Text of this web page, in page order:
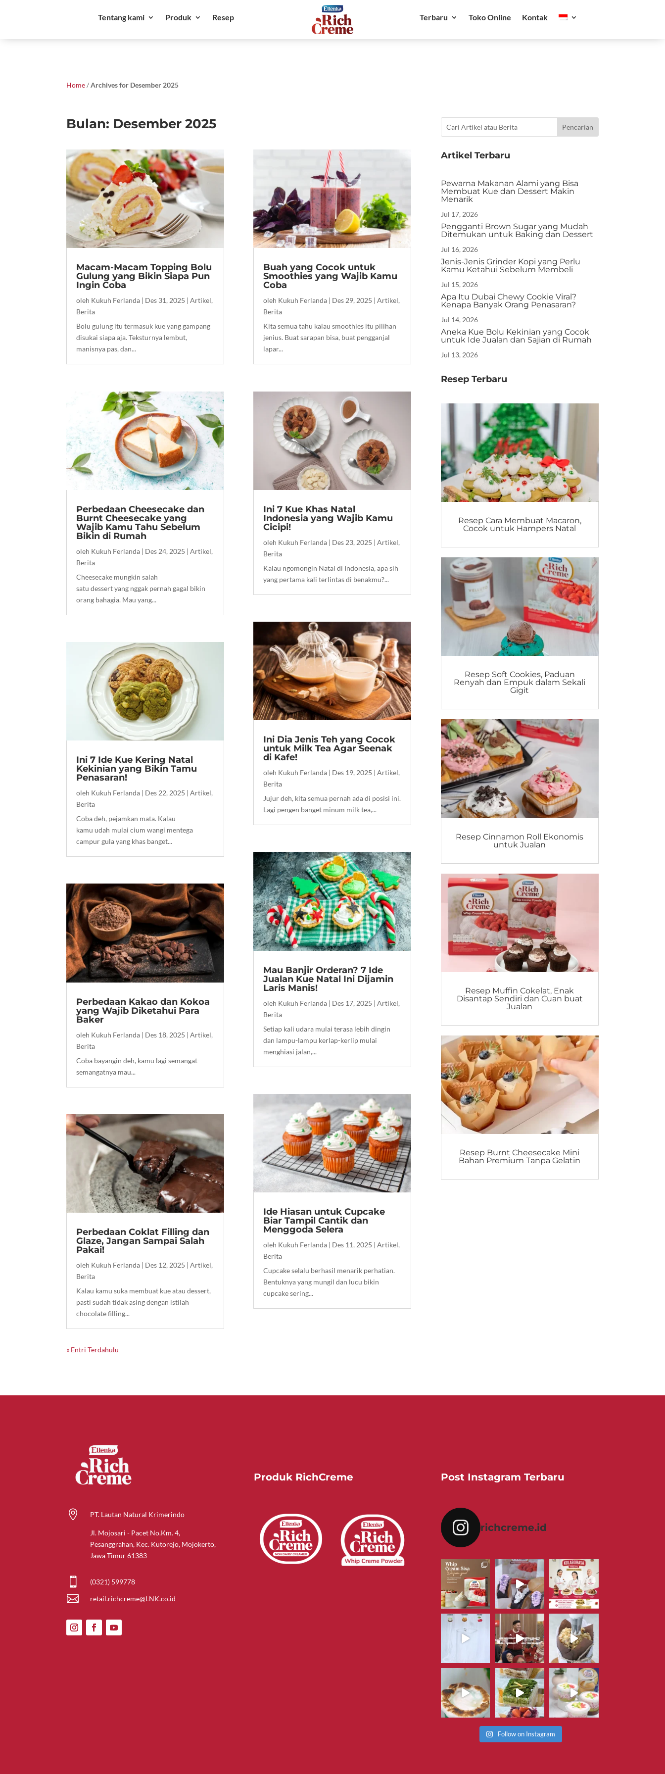
Tentang kami Produk Resep Terbaru Toko Online Kontak
Home/Archives for Desember 2025
Bulan: Desember 2025
Macam-Macam Topping Bolu
Gulung yang Bikin Siapa Pun
Ingin Coba
oleh Kukuh Ferlanda | Des 31, 2025 |Artikel,
Berita
Bolu gulung itu termasuk kue yang gampang
disukai siapa aja. Teksturnya lembut,
manisnya pas, dan...
Perbedaan Cheesecake dan
Burnt Cheesecake yang
Wajib Kamu Tahu Sebelum
Bikin di Rumah
oleh Kukuh Ferlanda | Des 24, 2025 |Artikel,
Berita
Cheesecake mungkin salah
satu dessert yang nggak pernah gagal bikin
orang bahagia. Mau yang...
Ini 7 Ide Kue Kering Natal
Kekinian yang Bikin Tamu
Penasaran!
oleh Kukuh Ferlanda | Des 22, 2025 |Artikel,
Berita
Coba deh, pejamkan mata. Kalau
kamu udah mulai cium wangi mentega
campur gula yang khas banget...
Perbedaan Kakao dan Kokoa
yang Wajib Diketahui Para
Baker
oleh Kukuh Ferlanda | Des 18, 2025 |Artikel,
Berita
Coba bayangin deh, kamu lagi semangat-
semangatnya mau...
Perbedaan Coklat Filling dan
Glaze, Jangan Sampai Salah
Pakai!
oleh Kukuh Ferlanda | Des 12, 2025 |Artikel,
Berita
Kalau kamu suka membuat kue atau dessert,
pasti sudah tidak asing dengan istilah
chocolate filling...
Buah yang Cocok untuk
Smoothies yang Wajib Kamu
Coba
oleh Kukuh Ferlanda | Des 29, 2025 |Artikel,
Berita
Kita semua tahu kalau smoothies itu pilihan
jenius. Buat sarapan bisa, buat pengganjal
lapar...
Ini 7 Kue Khas Natal
Indonesia yang Wajib Kamu
Cicipi!
oleh Kukuh Ferlanda | Des 23, 2025 |Artikel,
Berita
Kalau ngomongin Natal di Indonesia, apa sih
yang pertama kali terlintas di benakmu?...
Ini Dia Jenis Teh yang Cocok
untuk Milk Tea Agar Seenak
di Kafe!
oleh Kukuh Ferlanda | Des 19, 2025 |Artikel,
Berita
Jujur deh, kita semua pernah ada di posisi ini.
Lagi pengen banget minum milk tea,...
Mau Banjir Orderan? 7 Ide
Jualan Kue Natal Ini Dijamin
Laris Manis!
oleh Kukuh Ferlanda | Des 17, 2025 |Artikel,
Berita
Setiap kali udara mulai terasa lebih dingin
dan lampu-lampu kerlap-kerlip mulai
menghiasi jalan,...
Ide Hiasan untuk Cupcake
Biar Tampil Cantik dan
Menggoda Selera
oleh Kukuh Ferlanda | Des 11, 2025 |Artikel,
Berita
Cupcake selalu berhasil menarik perhatian.
Bentuknya yang mungil dan lucu bikin
cupcake sering...
« Entri Terdahulu
Artikel Terbaru
Pewarna Makanan Alami yang Bisa
Membuat Kue dan Dessert Makin
Menarik
Jul 17, 2026
Pengganti Brown Sugar yang Mudah
Ditemukan untuk Baking dan Dessert
Jul 16, 2026
Jenis-Jenis Grinder Kopi yang Perlu
Kamu Ketahui Sebelum Membeli
Jul 15, 2026
Apa Itu Dubai Chewy Cookie Viral?
Kenapa Banyak Orang Penasaran?
Jul 14, 2026
Aneka Kue Bolu Kekinian yang Cocok
untuk Ide Jualan dan Sajian di Rumah
Jul 13, 2026
Resep Terbaru
Resep Cara Membuat Macaron,
Cocok untuk Hampers Natal
Resep Soft Cookies, Paduan
Renyah dan Empuk dalam Sekali
Gigit
Resep Cinnamon Roll Ekonomis
untuk Jualan
Resep Muffin Cokelat, Enak
Disantap Sendiri dan Cuan buat
Jualan
Resep Burnt Cheesecake Mini
Bahan Premium Tanpa Gelatin
 PT. Lautan Natural Krimerindo
Jl. Mojosari - Pacet No.Km. 4,
Pesanggrahan, Kec. Kutorejo, Mojokerto,
Jawa Timur 61383
 (0321) 599778
 retail.richcreme@LNK.co.id
Produk RichCreme Post Instagram Terbaru
richcreme.id
Follow on Instagram